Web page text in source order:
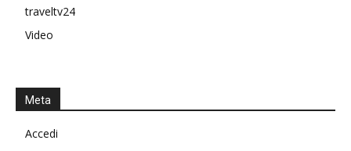
traveltv24
Video
Meta
Accedi